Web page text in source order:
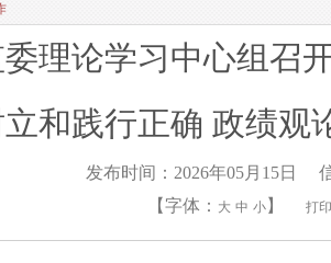
理论学习中心组召
和践行正确 政绩观
发布时间：2026年05月15日
【字体： 大 中 小 】 打